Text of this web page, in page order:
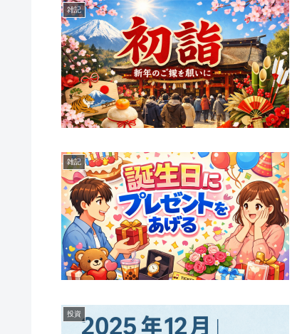
雑記
雑記
投資